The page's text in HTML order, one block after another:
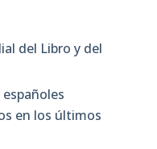
del Libro y del
en los últimos